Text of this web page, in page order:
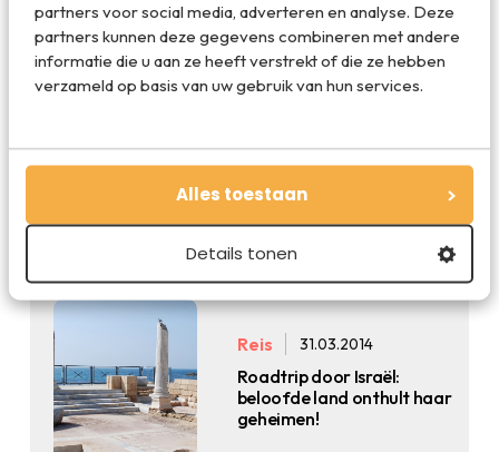
partners voor social media, adverteren en analyse. Deze
partners kunnen deze gegevens combineren met andere
informatie die u aan ze heeft verstrekt of die ze hebben
verzameld op basis van uw gebruik van hun services.
Alles toestaan
Details tonen
Reis 06.04.2014
Israël: land van wijn en
hummus
Reis 31.03.2014
Roadtrip door Israël:
beloofde land onthult haar
geheimen!